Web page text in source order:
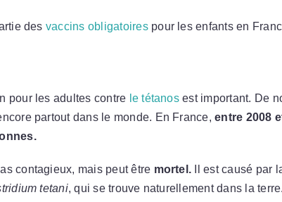
des vaccins obligatoirespour les enfants en
pour les adultes contre le tétanosest important. De
partout dans le monde. En France,entre 2008
contagieux, mais peut être mortel. Il est causé par
tetani, qui se trouve naturellement dans la terre.